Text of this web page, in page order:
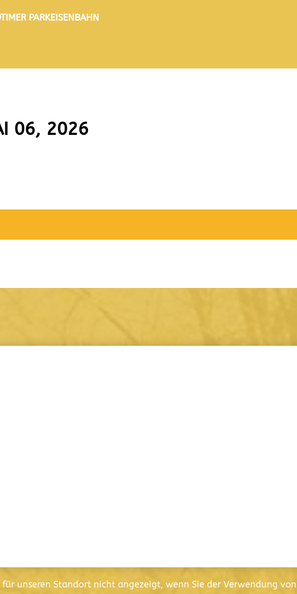
PARKEISENBAHN
06, 2026
unseren Standort nicht angezeigt, wenn Sie der Verwendung